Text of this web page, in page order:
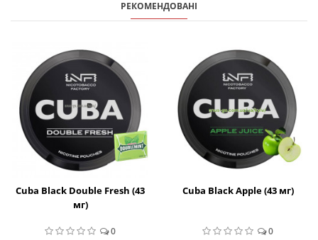
РЕКОМЕНДОВАНІ
Cuba Black Double Fresh (43
мг)
0
Cuba Black Apple (43 мг)
0